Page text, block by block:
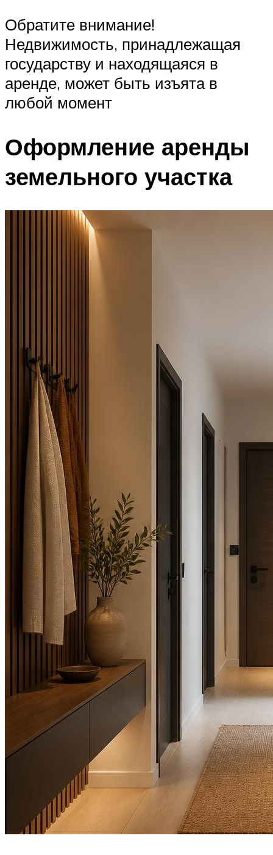
Обратите внимание!
Недвижимость, принадлежащая
государству и находящаяся в
аренде, может быть изъята в
любой момент
Оформление аренды
земельного участка